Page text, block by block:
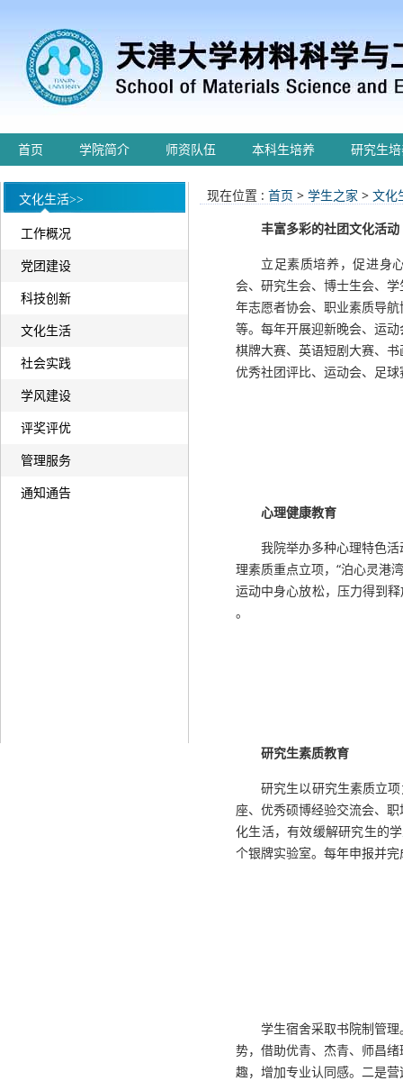
首页 学院简介 师资队伍 本科生培养 研究生
文化生活>>
工作概况
党团建设
科技创新
文化生活
社会实践
学风建设
评奖评优
管理服务
通知通告
现在位置 : 首页 > 学生之家 > 文化
丰富多彩的社团文化活动
立足素质培养，促进身
会、研究生会、博士生会、
年志愿者协会、职业素质导
等。每年开展迎新晚会、运
棋牌大赛、英语短剧大赛、
优秀社团评比、运动会、足
心理健康教育
我院举办多种心理特色
理素质重点立项，“泊心灵港
运动中身心放松，压力得到
。
研究生素质教育
研究生以研究生素质立
座、优秀硕博经验交流会、
化生活，有效缓解研究生的
个银牌实验室。每年申报并
学生宿舍采取书院制管
势，借助优青、杰青、师昌
趣，增加专业认同感。二是